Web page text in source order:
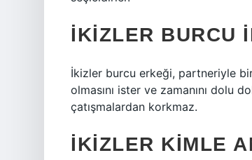
İKIZLER BURCU
İkizler burcu erkeği, partneriyle
olmasını ister ve zamanını dolu
çatışmalardan korkmaz.
İKIZLER KIMLE